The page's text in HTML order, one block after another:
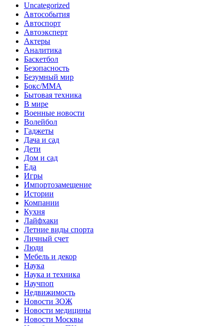
Uncategorized
Автособытия
Автоспорт
Автоэксперт
Актеры
Аналитика
Баскетбол
Безопасность
Безумный мир
Бокс/MMA
Бытовая техника
В мире
Военные новости
Волейбол
Гаджеты
Дача и сад
Дети
Дом и сад
Еда
Игры
Импортозамещение
Истории
Компании
Кухня
Лайфхаки
Летние виды спорта
Личный счет
Люди
Мебель и декор
Наука
Наука и техника
Научпоп
Недвижимость
Новости ЗОЖ
Новости медицины
Новости Москвы